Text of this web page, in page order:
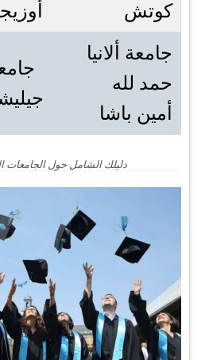
كوتش
جامعة ألانيا
حمد لله
أمين باشا
دليلك الشامل حول الجامعات